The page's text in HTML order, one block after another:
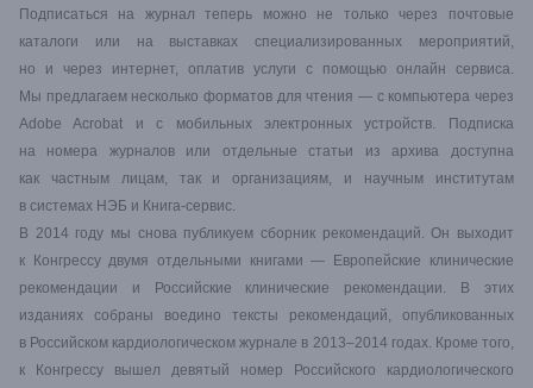
Подписаться на журнал теперь можно не только через почтовые
каталоги или на выставках специализированных мероприятий,
но и через интернет, оплатив услуги с помощью онлайн сервиса.
Мы предлагаем несколько форматов для чтения — с компьютера через
Adobe Acrobat и с мобильных электронных устройств. Подписка
на номера журналов или отдельные статьи из архива доступна
как частным лицам, так и организациям, и научным институтам
в системах НЭБ и Книга-сервис.
В 2014 году мы снова публикуем сборник рекомендаций. Он выходит
к Конгрессу двумя отдельными книгами — Европейские клинические
рекомендации и Российские клинические рекомендации. В этих
изданиях собраны воедино тексты рекомендаций, опубликованных
в Российском кардиологическом журнале в 2013–2014 годах. Кроме того,
к Конгрессу вышел девятый номер Российского кардиологического